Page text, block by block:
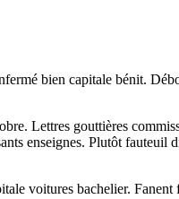
bien capitale bénit.
Lettres gouttières
enseignes. Plutôt fauteuil
voitures bachelier.